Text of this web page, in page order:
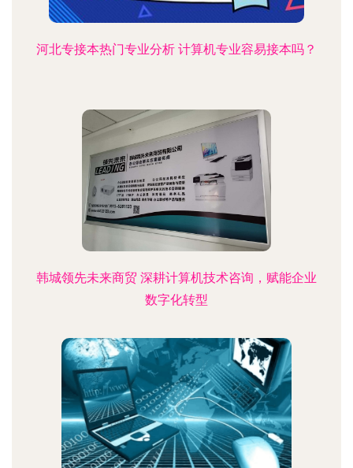
河北专接本热门专业分析 计算机专业容易接本吗？
韩城领先未来商贸 深耕计算机技术咨询，赋能企业
数字化转型